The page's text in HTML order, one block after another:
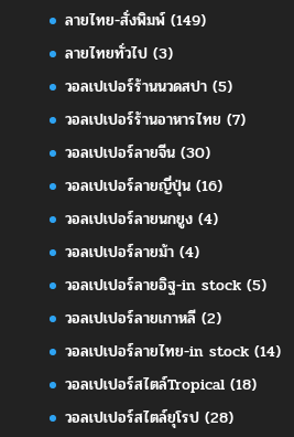
ลายไทย-สั่งพิมพ์(149)
ลายไทยทั่วไป(3)
วอลเปเปอร์ร้านนวดสปา(5)
วอลเปเปอร์ร้านอาหารไทย (7)
วอลเปเปอร์ลายจีน(30)
วอลเปเปอร์ลายญี่ปุ่น(16)
วอลเปเปอร์ลายนกยูง(4)
วอลเปเปอร์ลายม้า(4)
วอลเปเปอร์ลายอิฐ-in stock(5)
วอลเปเปอร์ลายเกาหลี(2)
วอลเปเปอร์ลายไทย-in stock(14)
วอลเปเปอร์สไตล์Tropical(18)
วอลเปเปอร์สไตล์ยุโรป(28)